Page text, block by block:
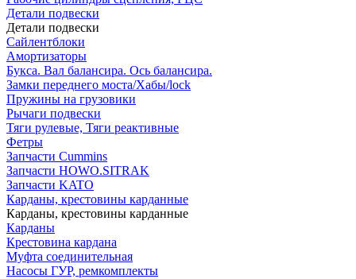
Детали подвески
Детали подвески
Cайлентблоки
Амортизаторы
Букса. Вал балансира. Ось балансира.
Замки переднего моста/Хабы/lock
Пружины на грузовики
Рычаги подвески
Тяги рулевые, Тяги реактивные
Фетры
Запчасти Cummins
Запчасти HOWO.SITRAK
Запчасти KATO
Карданы, крестовины карданные
Карданы, крестовины карданные
Карданы
Крестовина кардана
Муфта соединительная
Насосы ГУР, ремкомплекты